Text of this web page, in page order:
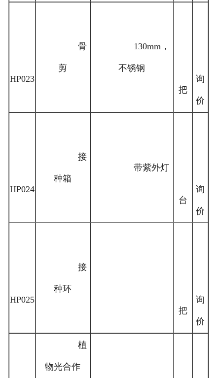
HP023
骨
剪
130mm，
不锈钢
把
询
价
HP024
接
种箱
带紫外灯
台
询
价
HP025
接
种环
把
询
价
植
物光合作